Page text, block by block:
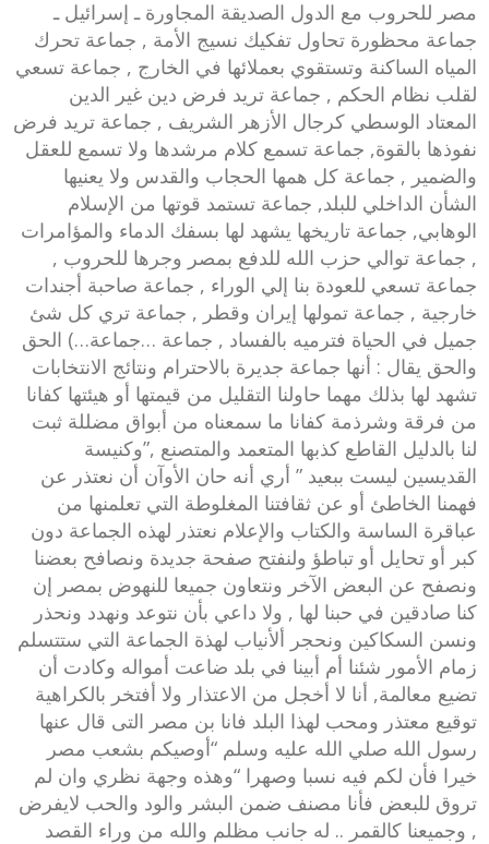
مصر للحروب مع الدول الصديقة المجاورة ـ إسرائيل ـ
جماعة محظورة تحاول تفكيك نسيج الأمة , جماعة تحرك
المياه الساكنة وتستقوي بعملائها في الخارج , جماعة تسعي
لقلب نظام الحكم , جماعة تريد فرض دين غير الدين
المعتاد الوسطي كرجال الأزهر الشريف , جماعة تريد فرض
نفوذها بالقوة, جماعة تسمع كلام مرشدها ولا تسمع للعقل
والضمير , جماعة كل همها الحجاب والقدس ولا يعنيها
الشأن الداخلي للبلد, جماعة تستمد قوتها من الإسلام
الوهابي, جماعة تاريخها يشهد لها بسفك الدماء والمؤامرات
, جماعة توالي حزب الله للدفع بمصر وجرها للحروب ,
جماعة تسعي للعودة بنا إلي الوراء , جماعة صاحبة أجندات
خارجية , جماعة تمولها إيران وقطر , جماعة تري كل شئ
جميل في الحياة فترميه بالفساد , جماعة …جماعة…) الحق
والحق يقال : أنها جماعة جديرة بالاحترام ونتائج الانتخابات
تشهد لها بذلك مهما حاولنا التقليل من قيمتها أو هيئتها كفانا
من فرقة وشرذمة كفانا ما سمعناه من أبواق مضللة ثبت
لنا بالدليل القاطع كذبها المتعمد والمتصنع ,”وكنيسة
القديسين ليست ببعيد ” أري أنه حان الأوآن أن نعتذر عن
فهمنا الخاطئ أو عن ثقافتنا المغلوطة التي تعلمنها من
عباقرة الساسة والكتاب والإعلام نعتذر لهذه الجماعة دون
كبر أو تحايل أو تباطؤ ولنفتح صفحة جديدة ونصافح بعضنا
ونصفح عن البعض الآخر ونتعاون جميعا للنهوض بمصر إن
كنا صادقين في حبنا لها , ولا داعي بأن نتوعد ونهدد ونحذر
ونسن السكاكين ونحجر ألأنياب لهذة الجماعة التي ستتسلم
زمام الأمور شئنا أم أبينا في بلد ضاعت أمواله وكادت أن
تضيع معالمة, أنا لا أخجل من الاعتذار ولا أفتخر بالكراهية
توقيع معتذر ومحب لهذا البلد فانا بن مصر التى قال عنها
رسول الله صلي الله عليه وسلم “أوصيكم بشعب مصر
خيرا فأن لكم فيه نسبا وصهرا “وهذه وجهة نظري وان لم
تروق للبعض فأنا مصنف ضمن البشر والود والحب لايفرض
, وجميعنا كالقمر .. له جانب مظلم والله من وراء القصد